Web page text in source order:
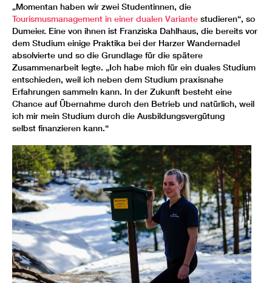
„Momentan haben wir zwei Studentinnen, die
Tourismusmanagement in einer dualen Variante studieren“, so
Dumeier. Eine von ihnen ist Franziska Dahlhaus, die bereits vor
dem Studium einige Praktika bei der Harzer Wandernadel
absolvierte und so die Grundlage für die spätere
Zusammenarbeit legte. „Ich habe mich für ein duales Studium
entschieden, weil ich neben dem Studium praxisnahe
Erfahrungen sammeln kann. In der Zukunft besteht eine
Chance auf Übernahme durch den Betrieb und natürlich, weil
ich mir mein Studium durch die Ausbildungsvergütung
selbst finanzieren kann.“